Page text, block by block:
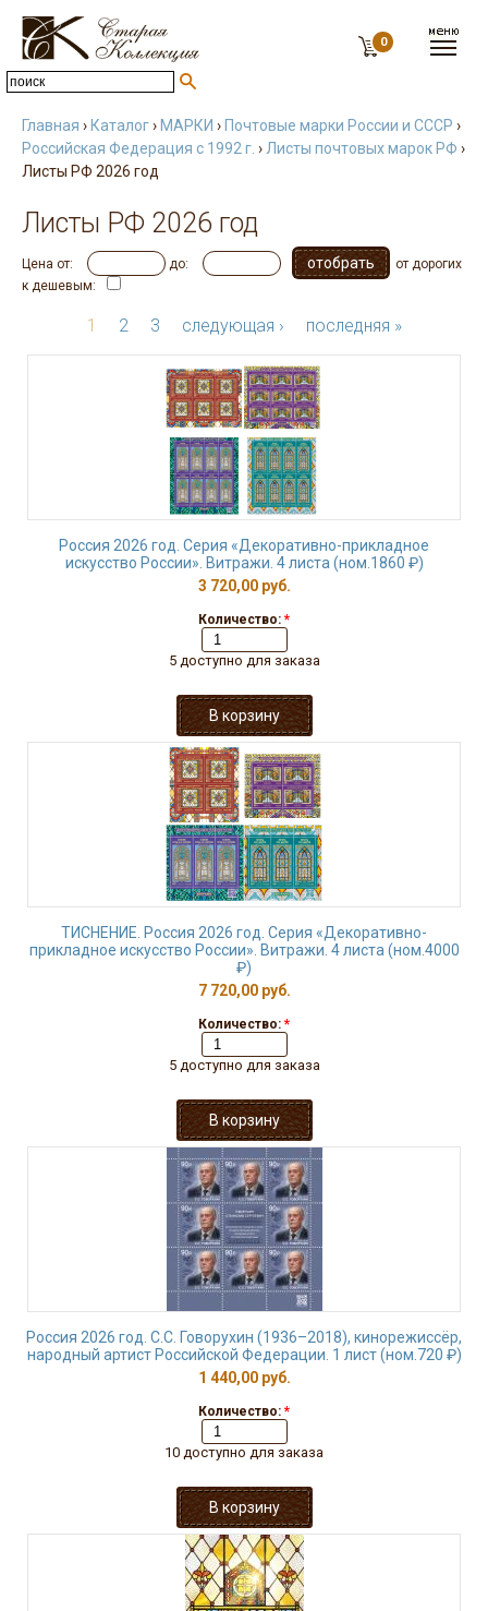
0
Главная › Каталог› МАРКИ › Почтовые марки России и СССР ›
Российская Федерация с 1992 г. › Листы почтовых марок РФ ›
Листы РФ 2026 год
Листы РФ 2026 год
Цена от: до:
от дорогих
к дешевым:
1 2 3 следующая › последняя »
Россия 2026 год. Серия «Декоративно-прикладное
искусство России». Витражи. 4 листа (ном.1860 ₽)
3 720,00 руб.
Количество: *
5 доступно для заказа
ТИСНЕНИЕ. Россия 2026 год. Серия «Декоративно-
прикладное искусство России». Витражи. 4 листа (ном.4000
₽)
7 720,00 руб.
Количество: *
5 доступно для заказа
Россия 2026 год. С.С. Говорухин (1936–2018), кинорежиссёр,
народный артист Российской Федерации. 1 лист (ном.720 ₽)
1 440,00 руб.
Количество: *
10 доступно для заказа